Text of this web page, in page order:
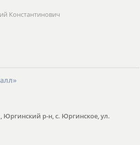
Константинович
Юргинский р-н, с. Юргинское, ул.